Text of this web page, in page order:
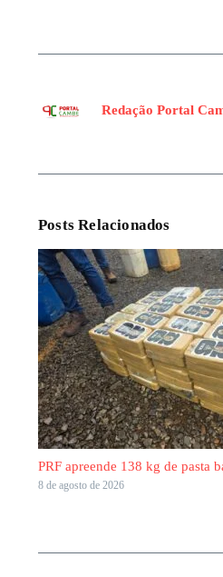
Redação Portal
Posts Relacionados
PRF apreende 138 kg de pasta
8 de agosto de 2026